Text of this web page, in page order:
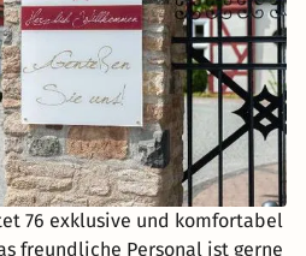
76 exklusive und komfortabel
freundliche Personal ist gerne